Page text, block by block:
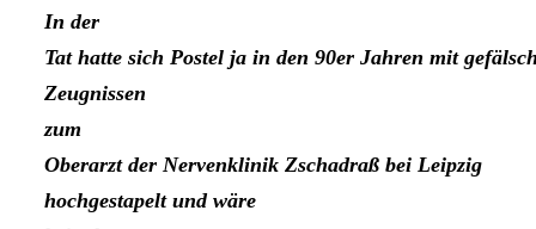
In der
Tat hatte sich Postel ja in den 90er Jahren mit
Zeugnissen
zum
Oberarzt der Nervenklinik Zschadraß bei Leipzig
hochgesta­pelt und wäre